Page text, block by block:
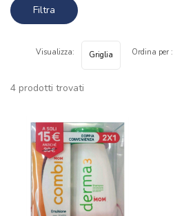
Filtra
4 prodotti trovati
Visualizza: Ordina per :